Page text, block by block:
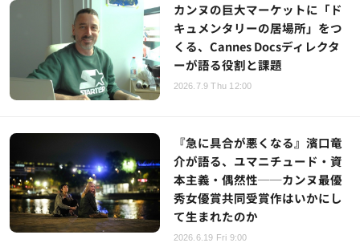
カンヌの巨大マーケットに「ド
キュメンタリーの居場所」をつ
くる、Cannes Docsディレクタ
ーが語る役割と課題
2026.7.9 Thu 12:00
『急に具合が悪くなる』濱口竜
介が語る、ユマニチュード・資
本主義・偶然性──カンヌ最優
秀女優賞共同受賞作はいかにし
て生まれたのか
2026.6.19 Fri 9:00